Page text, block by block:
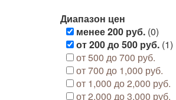
Диапазон цен
менее 200 руб. (0)
от 200 до 500 руб. (1)
от 500 до 700 руб.
от 700 до 1,000 руб.
от 1,000 до 2,000 руб.
от 2,000 до 3,000 руб.